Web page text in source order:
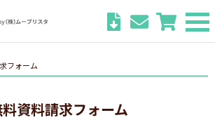
フォーム
資料請求フォーム